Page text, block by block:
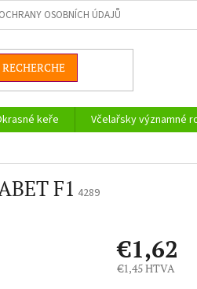
OSOBNÍCH ÚDAJŮ
RECHERCHE
keře Včelařsky významné
F1 4289
€1,62
€1,45 HTVA